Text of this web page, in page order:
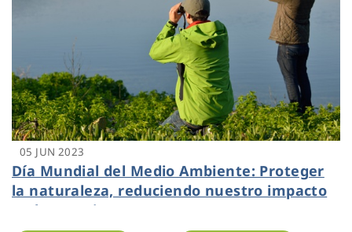
05 JUN 2023
Día Mundial del Medio Ambiente: Proteger
la naturaleza, reduciendo nuestro impacto
en los ecosistemas